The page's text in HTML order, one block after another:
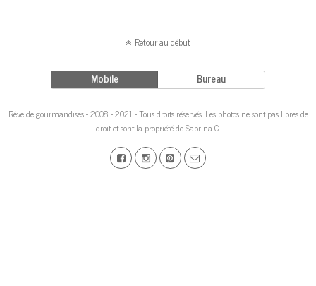
Retour au début
Mobile Bureau
Rêve de gourmandises - 2008 - 2021 - Tous droits réservés. Les photos ne sont pas libres de
droit et sont la propriété de Sabrina C.